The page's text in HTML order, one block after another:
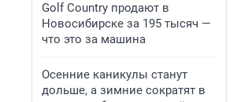
Golf Сountry продают в
Новосибирске за 195 тысяч —
что это за машина
Осенние каникулы станут
дольше, а зимние сократят в